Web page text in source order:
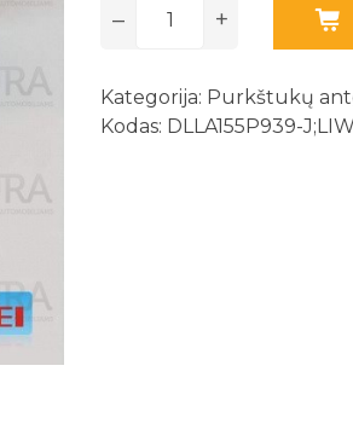
– +
Kategorija: Purkštukų
Kodas: DLLA155P939-